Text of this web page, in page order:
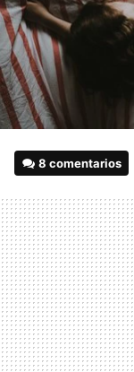
8 comentarios